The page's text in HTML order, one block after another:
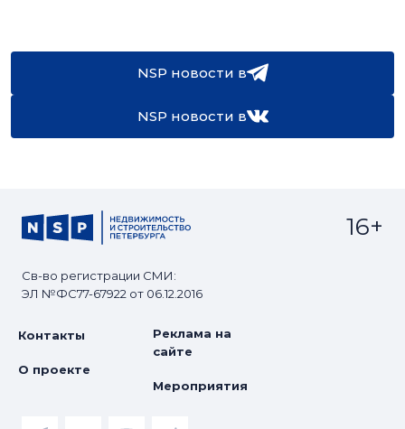
NSP новости в
NSP новости в
Св-во регистрации СМИ:
ЭЛ №ФС77-67922 от 06.12.2016
16+
Контакты
О проекте
Реклама на
сайте
Мероприятия